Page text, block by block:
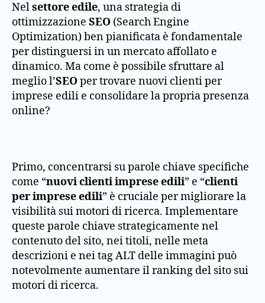
Nelsettore edile, una strategia di
ottimizzazione SEO (Search Engine
Optimization) ben pianificata è fondamentale
per distinguersi in un mercato affollato e
dinamico. Ma come è possibile sfruttare al
meglio l’SEOper trovare nuovi clienti per
imprese edili e consolidare la propria presenza
online?
Primo, concentrarsi su parole chiave specifiche
come “nuovi clienti imprese edili” e “clienti
per imprese edili” è cruciale per migliorare la
visibilità sui motori di ricerca. Implementare
queste parole chiave strategicamente nel
contenuto del sito, nei titoli, nelle meta
descrizioni e nei tag ALT delle immagini può
notevolmente aumentare il ranking del sito sui
motori di ricerca.